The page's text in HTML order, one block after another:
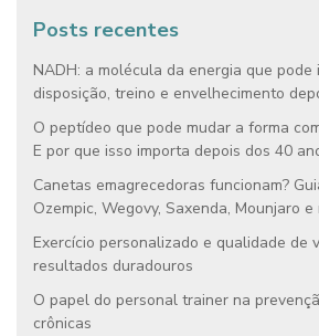
Posts recentes
NADH: a molécula da energia que pode
disposição, treino e envelhecimento
O peptídeo que pode mudar a forma
E por que isso importa depois dos 40
Canetas emagrecedoras funcionam?
Ozempic, Wegovy, Saxenda, Mounjaro
Exercício personalizado e qualidade de
resultados duradouros
O papel do personal trainer na
crônicas